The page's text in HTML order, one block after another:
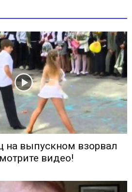
на выпускном взорвал
видео!